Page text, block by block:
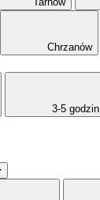
Chrzanów
3-5 godzin